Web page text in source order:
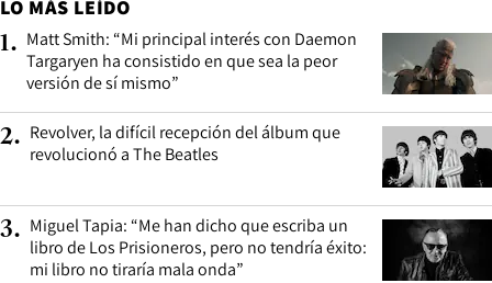
LO MÁS LEÍDO
1. Matt Smith: “Mi principal interés con Daemon
Targaryen ha consistido en que sea la peor
versión de sí mismo”
2. Revolver, la difícil recepción del álbum que
revolucionó a The Beatles
3. Miguel Tapia: “Me han dicho que escriba un
libro de Los Prisioneros, pero no tendría éxito:
mi libro no tiraría mala onda”